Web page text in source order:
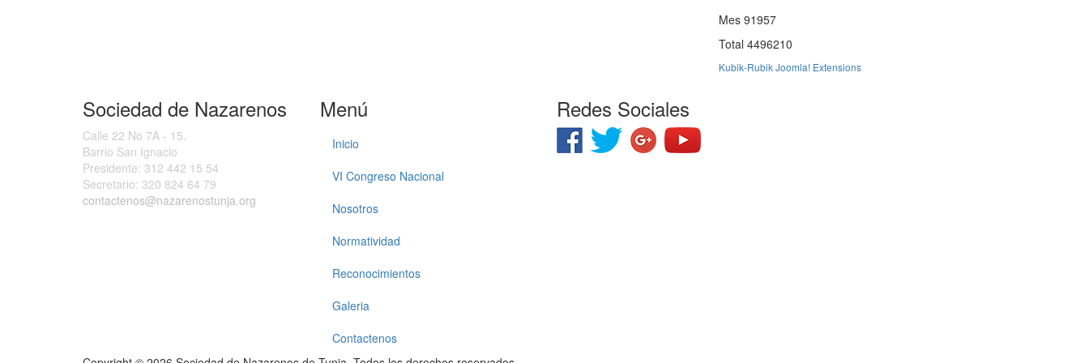
Mes 91957
Total 4496210
Kubik-Rubik Joomla! Extensions
Sociedad de Nazarenos
Calle 22 No 7A - 15.
Barrio San Ignacio
Presidente: 312 442 15 54
Secretario: 320 824 64 79
contactenos@nazarenostunja.org
Menú
Inicio
VI Congreso Nacional
Nosotros
Normatividad
Reconocimientos
Galeria
Contactenos
Redes Sociales